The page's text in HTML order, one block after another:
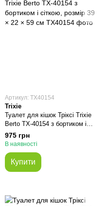
Артикул: TX40154
Trixie
Туалет для кішок Тріксі Trixie
Berto TX-40154 з бортиком і
сіткою, розмір 39 × 22 × 59 см
975 грн
В наявності
Купити